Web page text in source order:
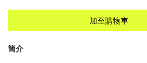
加至購物車
簡介